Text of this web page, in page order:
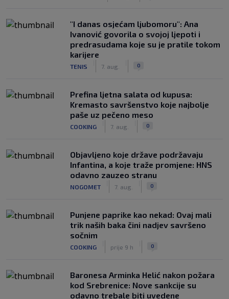
"I danas osjećam ljubomoru": Ana
Ivanović govorila o svojoj ljepoti i
predrasudama koje su je pratile tokom
karijere
TENIS 7. aug. 0
Prefina ljetna salata od kupusa:
Kremasto savršenstvo koje najbolje
paše uz pečeno meso
COOKING 7. aug. 0
Objavljeno koje države podržavaju
Infantina, a koje traže promjene: HNS
odavno zauzeo stranu
NOGOMET 7. aug. 0
Punjene paprike kao nekad: Ovaj mali
trik naših baka čini nadjev savršeno
sočnim
COOKING prije 9 h 0
Baronesa Arminka Helić nakon požara
kod Srebrenice: Nove sankcije su
odavno trebale biti uvedene